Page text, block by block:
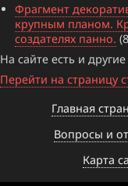
Фрагмент
крупным планом.
создателях панно.
На сайте есть и
Перейти на страницу
Главная
Вопросы и
Карта